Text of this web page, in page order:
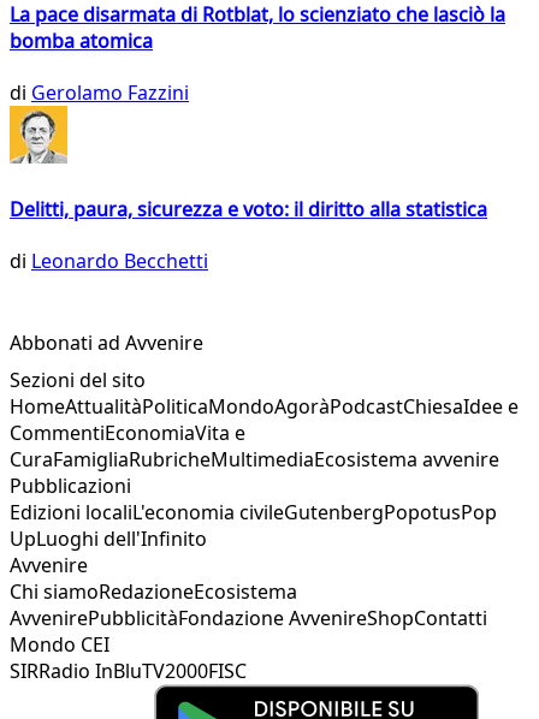
La pace disarmata di Rotblat, lo scienziato che lasciò la
bomba atomica
di Gerolamo Fazzini
Delitti, paura, sicurezza e voto: il diritto alla statistica
di Leonardo Becchetti
Abbonati ad Avvenire
Sezioni del sito
HomeAttualitàPoliticaMondoAgoràPodcastChiesaIdee e
CommentiEconomiaVita e
CuraFamigliaRubricheMultimediaEcosistema avvenire
Pubblicazioni
Edizioni localiL'economia civileGutenbergPopotusPop
UpLuoghi dell'Infinito
Avvenire
Chi siamoRedazioneEcosistema
AvvenirePubblicitàFondazione AvvenireShopContatti
Mondo CEI
SIRRadio InBluTV2000FISC